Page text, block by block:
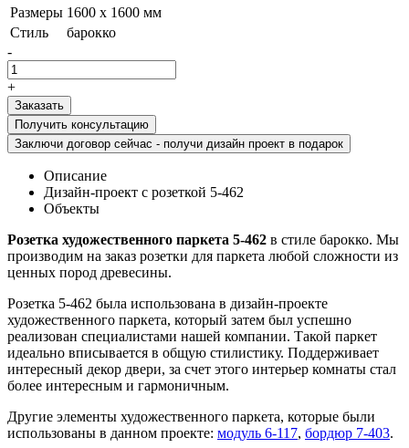
Размеры 1600 х 1600 мм
Стиль
барокко
-
+
Получить консультацию
Заключи договор сейчас - получи дизайн проект в подарок
Описание
Дизайн-проект с розеткой 5-462
Объекты
Розетка художественного паркета 5-462 в стиле барокко. Мы
производим на заказ розетки для паркета любой сложности из
ценных пород древесины.
Розетка 5-462 была использована в дизайн-проекте
художественного паркета, который затем был успешно
реализован специалистами нашей компании. Такой паркет
идеально вписывается в общую стилистику. Поддерживает
интересный декор двери, за счет этого интерьер комнаты стал
более интересным и гармоничным.
Другие элементы художественного паркета, которые были
использованы в данном проекте: модуль 6-117, бордюр 7-403.